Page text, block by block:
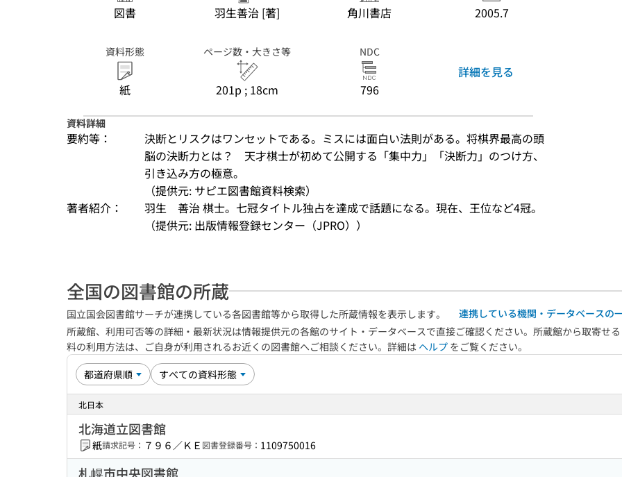
図書 羽生善治 [著] 角川書店 2005.7
資料形態
紙
ページ数・大きさ等
201p ; 18cm
NDC
796
詳細を見る
資料詳細
要約等：
決断とリスクはワンセットである。ミスには面白い法則がある。将棋界最高の頭
脳の決断力とは？　天才棋士が初めて公開する「集中力」「決断力」のつけ方、
引き込み方の極意。
（提供元: サピエ図書館資料検索）
著者紹介：
羽生　善治 棋士。七冠タイトル独占を達成で話題になる。現在、王位など4冠。
（提供元: 出版情報登録センター（JPRO））
全国の図書館の所蔵
国立国会図書館サーチが連携している各図書館等から取得した所蔵情報を表示します。
連携している機関・データベースの
所蔵館、利用可否等の詳細・最新状況は情報提供元の各館のサイト・データベースで直接ご確認ください。所蔵館から取寄せ
料の利用方法は、ご自身が利用されるお近くの図書館へご相談ください。詳細は ヘルプ をご覧ください。
北日本
北海道立図書館
紙請求記号： ７９６／ＫＥ 図書登録番号： 1109750016
札幌市中央図書館